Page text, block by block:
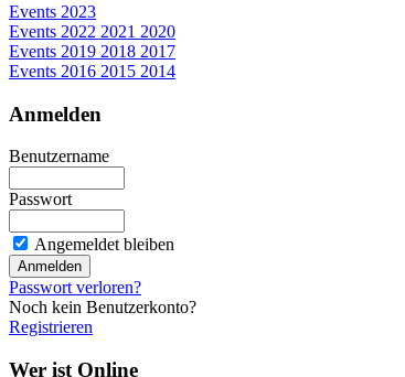
Events 2023
Events 2022 2021 2020
Events 2019 2018 2017
Events 2016 2015 2014
Anmelden
Benutzername
Passwort
Angemeldet bleiben
Passwort verloren?
Noch kein Benutzerkonto?
Registrieren
Wer ist Online